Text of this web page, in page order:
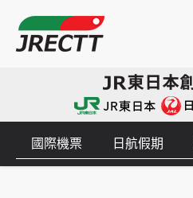
國際機票 日航假期